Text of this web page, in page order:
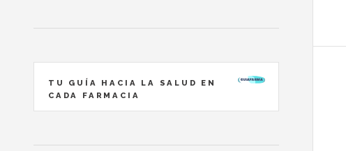
TU GUÍA HACIA LA SALUD EN
CADA FARMACIA